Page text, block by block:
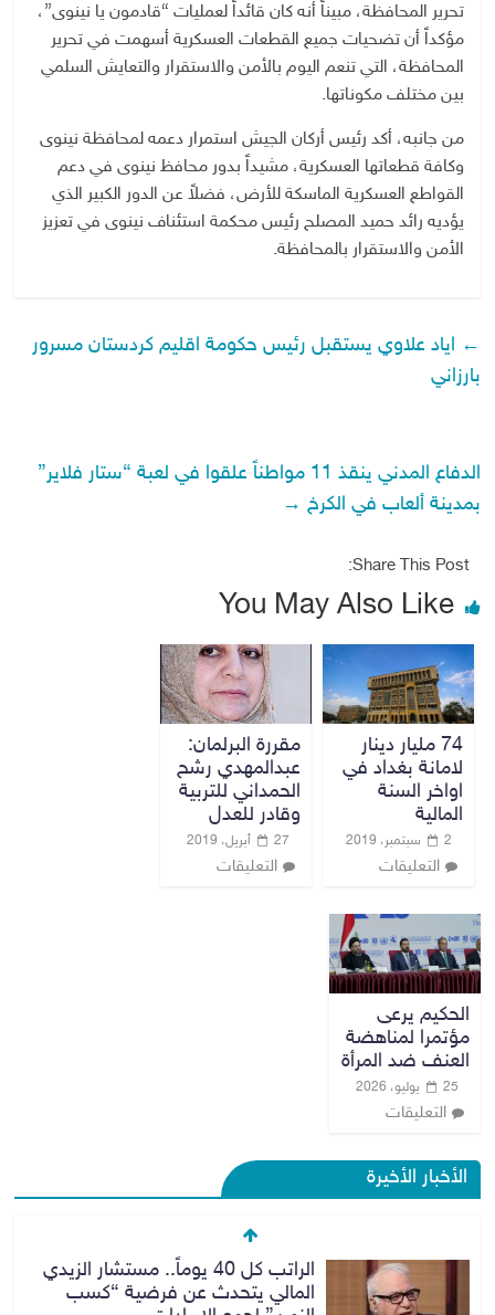
تحرير المحافظة، مبيناً أنه كان قائداً لعمليات “قادمون يا نينوى”،
مؤكداً أن تضحيات جميع القطعات العسكرية أسهمت في تحرير
المحافظة، التي تنعم اليوم بالأمن والاستقرار والتعايش السلمي
بين مختلف مكوناتها.
من جانبه، أكد رئيس أركان الجيش استمرار دعمه لمحافظة نينوى
وكافة قطعاتها العسكرية، مشيداً بدور محافظ نينوى في دعم
القواطع العسكرية الماسكة للأرض، فضلاً عن الدور الكبير الذي
يؤديه رائد حميد المصلح رئيس محكمة استئناف نينوى في تعزيز
الأمن والاستقرار بالمحافظة.
← اياد علاوي يستقبل رئيس حكومة اقليم كردستان مسرور
بارزاني
الدفاع المدني ينقذ 11 مواطناً علقوا في لعبة “ستار فلاير”
بمدينة ألعاب في الكرخ →
Share This Post:
You May Also Like
74 مليار دينار
لامانة بغداد في
اواخر السنة
المالية
2 سبتمبر، 2019
التعليقات
مقررة البرلمان:
عبدالمهدي رشح
الحمداني للتربية
وقادر للعدل
27 أبريل، 2019
التعليقات
الحكيم يرعى
مؤتمرا لمناهضة
العنف ضد المرأة
25 يوليو، 2026
التعليقات
الأخبار الأخيرة
الراتب كل 40 يوماً.. مستشار الزيدي
المالي يتحدث عن فرضية “كسب